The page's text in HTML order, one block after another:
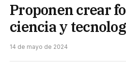
Proponen crear
ciencia y
14 de mayo de 2024